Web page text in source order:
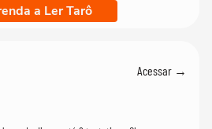
a Ler Tarô
Acessar →